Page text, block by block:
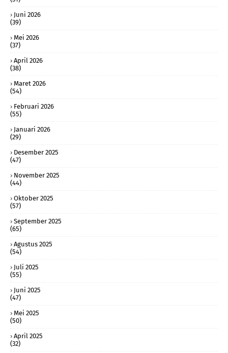
Juni 2026
(39)
Mei 2026
(37)
April 2026
(38)
Maret 2026
(54)
Februari 2026
(55)
Januari 2026
(29)
Desember 2025
(47)
November 2025
(44)
Oktober 2025
(57)
September 2025
(65)
Agustus 2025
(54)
Juli 2025
(55)
Juni 2025
(47)
Mei 2025
(50)
April 2025
(32)